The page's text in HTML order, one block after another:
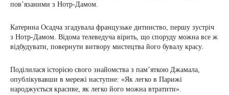
пов’язаними з Нотр-Дамом.
Катерина Осадча згадувала французьке дитинство, першу зустріч
з Нотр-Дамом. Відома телеведуча вірить, що споруду можна все ж
відбудувати, повернути витвору мистецтва його бувалу красу.
Поділилася історією свого знайомства з пам’яткою Джамала,
опублікувавши в мережі наступне: «Як легко в Парижі
народжується красиве, як легко його можна втратити».